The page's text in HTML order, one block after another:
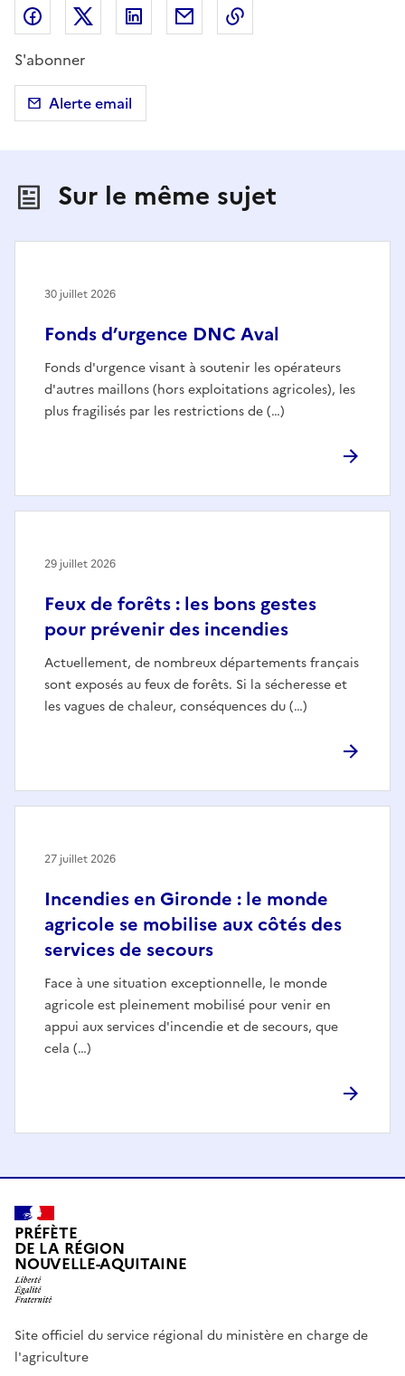
Partager sur Facebook
Partager sur X (anciennement Twitter)
Partager sur LinkedIn
Partager par email
S'abonner
Alerte email
Sur le même sujet
Fonds d’urgence DNC Aval
Fonds d'urgence visant à soutenir les opérateurs
d'autres maillons (hors exploitations agricoles), les
plus fragilisés par les restrictions de (…)
30 juillet 2026
Feux de forêts : les bons gestes
pour prévenir des incendies
Actuellement, de nombreux départements français
sont exposés au feux de forêts. Si la sécheresse et
les vagues de chaleur, conséquences du (…)
29 juillet 2026
Incendies en Gironde : le monde
agricole se mobilise aux côtés des
services de secours
Face à une situation exceptionnelle, le monde
agricole est pleinement mobilisé pour venir en
appui aux services d'incendie et de secours, que
cela (…)
27 juillet 2026
PRÉFÈTE
DE LA RÉGION
NOUVELLE-AQUITAINE
Site officiel du service régional du ministère en charge de
l'agriculture